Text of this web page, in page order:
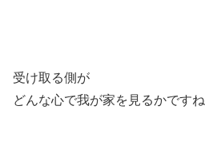
受け取る側が
どんな心で我が家を見るかですね